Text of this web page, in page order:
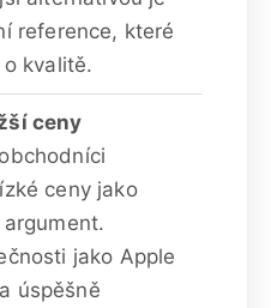
reference, které
kvalitě.
ceny
ceny jako
jako Apple
úspěšně